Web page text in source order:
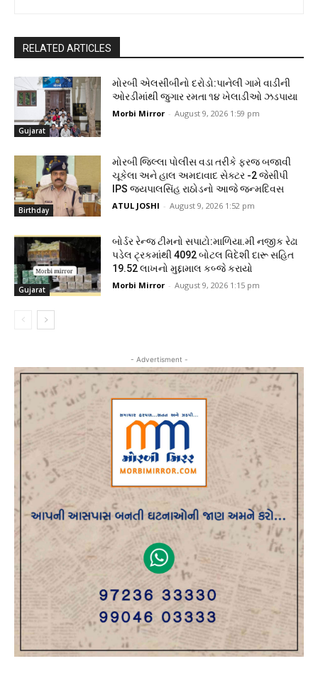
RELATED ARTICLES
Gujarat
મોરબી એલસીબીનો દરોડો:પાનેલી ગામે વાડીની
ઓરડીમાંથી જુગાર રમતા ૧૪ ખેલાડીઓ ઝડપાયા
Morbi Mirror - August 9, 2026 1:59 pm
Birthday
મોરબી જિલ્લા પોલીસ વડા તરીકે ફરજ બજાવી
ચૂકેલા અને હાલ અમદાવાદ સેક્ટર -2 જેસીપી
IPS જયપાલસિંહ રાઠોડનો આજે જન્મદિવસ
ATUL JOSHI - August 9, 2026 1:52 pm
Gujarat
બોર્ડર રેન્જ ટીમનો સપાટો:માળિયા.મી નજીક રેઢા
પડેલ ટ્રકમાંથી 4092 બોટલ વિદેશી દારૂ સહિત
19.52 લાખનો મુદ્દામાલ કબ્જે કરાયો
Morbi Mirror - August 9, 2026 1:15 pm
- Advertisment -